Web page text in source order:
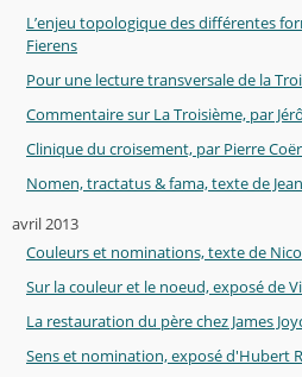
L’enjeu topologique des différentes
Fierens
Pour une lecture transversale de la
Commentaire sur La Troisième, par
Clinique du croisement, par Pierre
Nomen, tractatus & fama, texte de
avril 2013
Couleurs et nominations, texte de
Sur la couleur et le noeud, exposé de
La restauration du père chez James
Sens et nomination, exposé d'Hubert